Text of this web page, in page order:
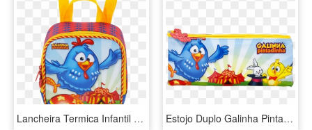
Lancheira Termica Infantil Galinha Pintadinha Circo - Galinha Pintadinha, HD Png Download Estojo Duplo Galinha Pintadinha Circo - Galinha Pintadinha Circo, HD Png Download